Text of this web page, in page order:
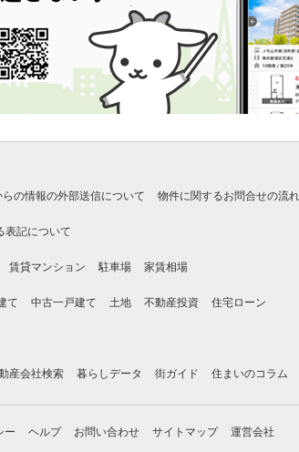
の情報の外部送信について 物件に関するお問合せの流れ
表記について
賃貸マンション 駐車場 家賃相場
て 中古一戸建て 土地 不動産投資 住宅ローン
産会社検索 暮らしデータ 街ガイド 住まいのコラム
ー ヘルプ お問い合わせ サイトマップ 運営会社